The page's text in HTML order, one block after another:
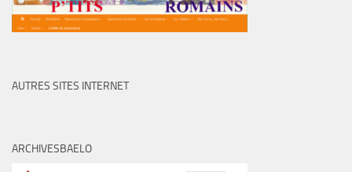
AUTRES SITES INTERNET
ARCHIVESBAELO